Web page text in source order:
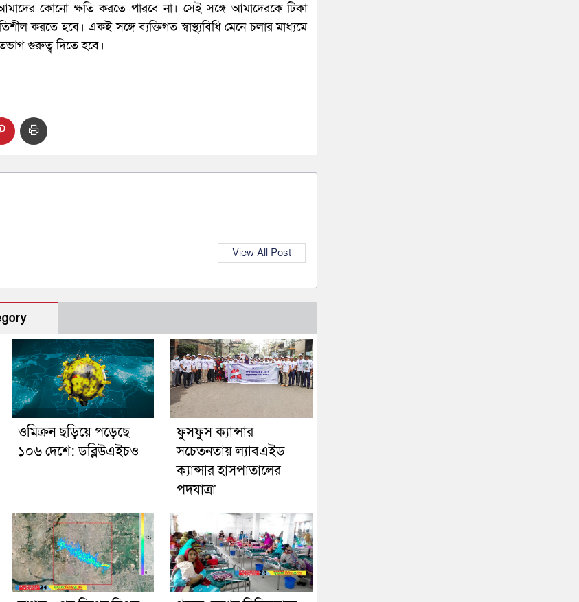
কোনো ক্ষতি করতে পারবে না। সেই সঙ্গে আমাদেরকে টিকা
করতে হবে। একই সঙ্গে ব্যক্তিগত স্বাস্থ্যবিধি মেনে চলার মাধ্যমে
গুরুত্ব দিতে হবে।
View All Post
ওমিক্রন ছড়িয়ে পড়েছে
১০৬ দেশে: ডব্লিউএইচও
ফুসফুস ক্যান্সার
সচেতনতায় ল্যাবএইড
ক্যান্সার হাসপাতালের
পদযাত্রা